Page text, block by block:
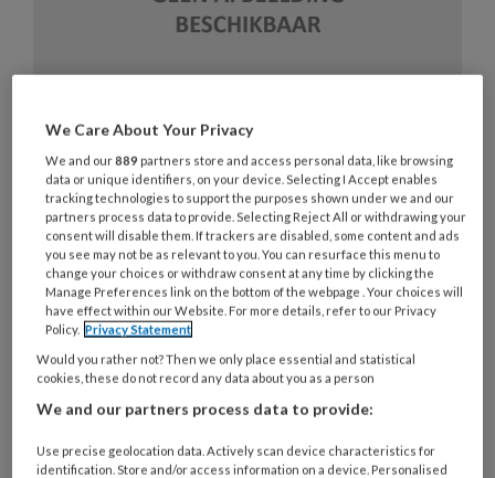
Kwallenbeet | Beleid
Men spreekt van een kwallenbeet wanneer een
onbedekt lichaamsdeel in contact komt met de
netelcellen in de tentakels van de kwal. In feite
‘bijt’ de kwal niet, maar vuren de netelcellen
harpoentjes af, waardoor verschillende toxinen in
de huid terechtkomen.
We Care About Your Privacy
We and our889 partners store and access personal data, like browsing
data or unique identifiers, on your device. Selecting I Accept enables
tracking technologies to support the purposes shown under we and our
partners process data to provide. Selecting Reject All or withdrawing your
consent will disable them. If trackers are disabled, some content and ads
you see may not be as relevant to you. You can resurface this menu to
change your choices or withdraw consent at any time by clicking the
Manage Preferences link on the bottom of the webpage . Your choices will
have effect within our Website. For more details, refer to our Privacy
Policy. Privacy Statement
Would you rather not? Then we only place essential and statistical
cookies, these do not record any data about you as a person
We and our partners process data to provide:
Use precise geolocation data. Actively scan device characteristics for
identification. Store and/or access information on a device. Personalised